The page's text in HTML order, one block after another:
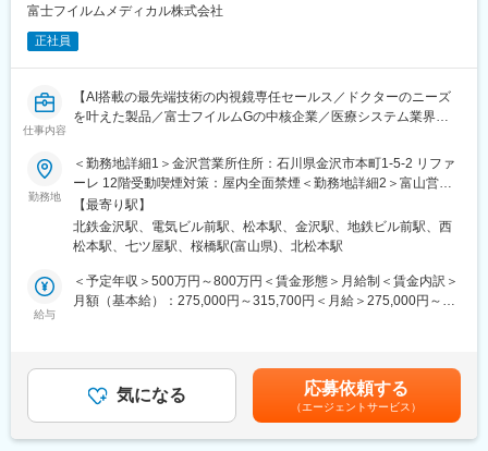
変更の範囲：会社の定める業務
平均の赴任期間は3～5年程度（組織状況やご希望などにより変更
有）
帰任後は国内の拠点（金沢/東村山）にて業務頂きます。
■仕事の魅力・やりがい：
・日機装研究所に新たに設立された技術DX推進のための事業横断
的な開発や支援を行う部署です。
生産現場の自動化を推進頂きます。自身が関わった製品が上市し
た際にやりがいを感じられるポジションです。
・当社ではポンプ、医療機器、航空部品など幅広い製品を扱って
おり、自動化技術の応用範囲も多岐に渡るため、専門スキルをベ
ースに様々な製品や現場に関わることが可能な環境です。
や現場に貢献でき、継続的なスキルアップも可能なやりがいのあ
るポジションです。また使用場面によってはAI/機械学習を自動化
・本ポジションは4事業の様々な技術を学び、当社のこれからの技
術を成長させてゆくフェーズに携わっていただくことが可能で
す。
富士フイルムメディカル株式会社
正社員
仕事内容
【AI搭載の最先端技術の内視鏡専任セールス／ドクターのニーズ
を叶えた製品／富士フイルムGの中核企業／医療システム業界
実】
■業務内容：
内視鏡機器及び関連するシステムの専任セールスを担当していた
だきます。
主な担当製品：CAD EYE（国内で初めて上市したAI搭載の内視鏡
支援システム）
https://www.fujifilm.com/jp/ja/healthcare/endoscopy/diagnostic-
■業務詳細：
・医療施設へのヒアリング、マーケティング活動
勤務地
＜勤務地詳細1＞金沢営業所住所：石川県金沢市本町1-5-2 リファ
ーレ 12階受動喫煙対策：屋内全面禁煙＜勤務地詳細2＞富山営業
所住所：富山県富山市桜橋通り5-13 富山興銀ビル5階受動喫煙対
策：屋内全面禁煙＜勤務地詳細3＞長野営業所住所：長野県松本市
中央2-1-27 松本本町第一生命ビルディング8F勤務地最寄駅：JR線
事業所（リモートワーク含む）
【最寄り駅】
北鉄金沢駅、電気ビル前駅、松本駅、金沢駅、地鉄ビル前駅、西
松本駅、七ツ屋駅、桜橋駅(富山県)、北松本駅
給与
＜予定年収＞500万円～800万円＜賃金形態＞月給制＜賃金内訳＞
月額（基本給）：275,000円～315,700円＜月給＞275,000円～
万円(入社8年・経験11年、手当含)：月給37万円賃金はあくまでも
目安の金額であり、選考を通じて上下する可能性があります。月
給(月額)は固定手当を含めた表記です。
気になる 応募依頼する
（エージェントサービス）